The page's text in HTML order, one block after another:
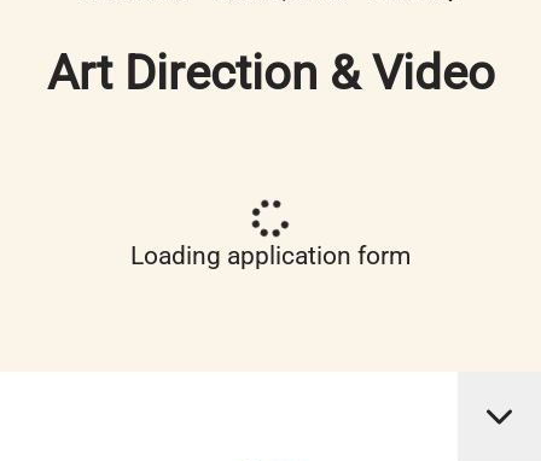
Art Direction & Video
Loading application form